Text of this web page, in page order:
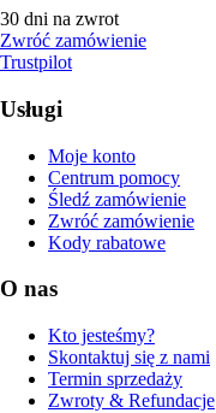
30 dni na zwrot
Zwróć zamówienie
Trustpilot
Usługi
Moje konto
Centrum pomocy
Śledź zamówienie
Zwróć zamówienie
Kody rabatowe
O nas
Kto jesteśmy?
Skontaktuj się z nami
Termin sprzedaży
Zwroty & Refundacje